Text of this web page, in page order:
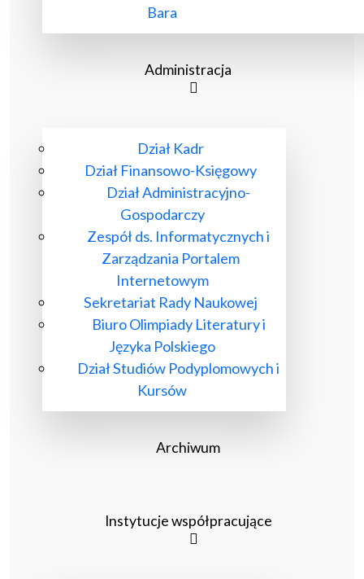
Bara
Administracja
Dział Kadr
Dział Finansowo-Księgowy
Dział Administracyjno-
Gospodarczy
Zespół ds. Informatycznych i
Zarządzania Portalem
Internetowym
Sekretariat Rady Naukowej
Biuro Olimpiady Literatury i
Języka Polskiego
Dział Studiów Podyplomowych i
Kursów
Archiwum
Instytucje współpracujące